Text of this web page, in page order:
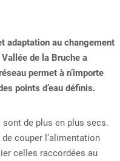
adaptation au changement
de la Bruche a
permet à n’importe
points d’eau définis.
sont de plus en plus secs.
couper l’alimentation
celles raccordées au